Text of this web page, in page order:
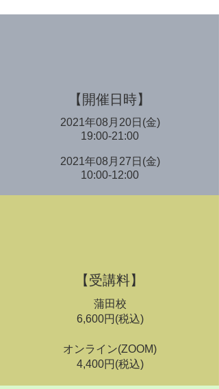
【開催日時】
2021年08月20日(金)
19:00-21:00
2021年08月27日(金)
10:00-12:00
​【受講料】
蒲田校
6,600円(税込)
オンライン(ZOOM)
4,400円(税込)